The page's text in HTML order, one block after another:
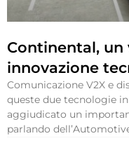
Continental, un
innovazione
Comunicazione V2X e
queste due tecnologie
aggiudicato un
parlando